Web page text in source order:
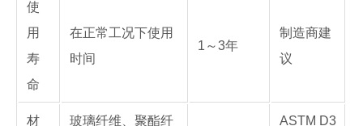
使
用
寿
命
在正常工况下使用
时间
1～3年
制造商建
议
材 玻璃纤维、聚酯纤 ASTM D3